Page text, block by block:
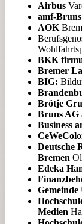
Airbus
amf-
AOK
BKK
Bremer
BIG:
Brötje
Bruns AG
Business
Deutsche
Bremen
Edeka
Medien